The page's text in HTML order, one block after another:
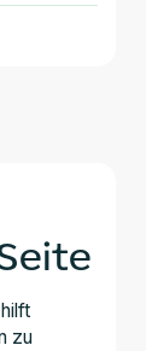
zu